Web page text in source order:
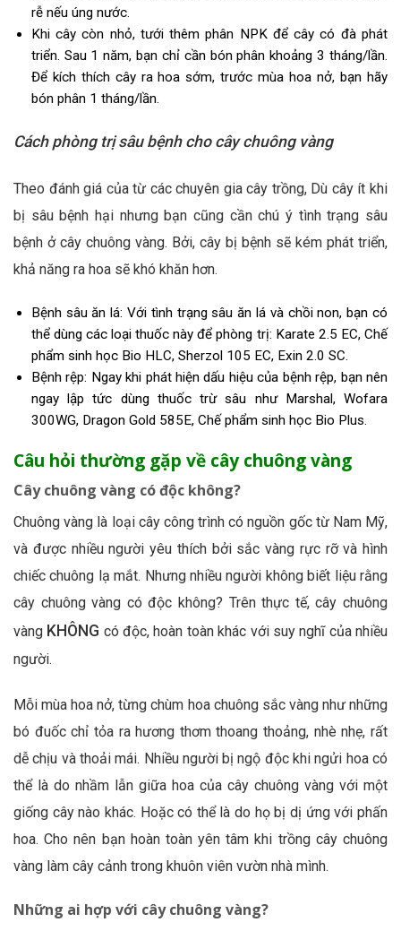
rễ nếu úng nước.
Khi cây còn nhỏ, tưới thêm phân NPK để cây có đà phát
triển. Sau 1 năm, bạn chỉ cần bón phân khoảng 3 tháng/lần.
Để kích thích cây ra hoa sớm, trước mùa hoa nở, bạn hãy
bón phân 1 tháng/lần.
Cách phòng trị sâu bệnh cho cây chuông vàng
Theo đánh giá của từ các chuyên gia cây trồng, Dù cây ít khi
bị sâu bệnh hại nhưng bạn cũng cần chú ý tình trạng sâu
bệnh ở cây chuông vàng. Bởi, cây bị bệnh sẽ kém phát triển,
khả năng ra hoa sẽ khó khăn hơn.
Bệnh sâu ăn lá: Với tình trạng sâu ăn lá và chồi non, bạn có
thể dùng các loại thuốc này để phòng trị: Karate 2.5 EC, Chế
phẩm sinh học Bio HLC, Sherzol 105 EC, Exin 2.0 SC.
Bệnh rệp: Ngay khi phát hiện dấu hiệu của bệnh rệp, bạn nên
ngay lập tức dùng thuốc trừ sâu như Marshal, Wofara
300WG, Dragon Gold 585E, Chế phẩm sinh học Bio Plus.
Câu hỏi thường gặp về cây chuông vàng
Cây chuông vàng có độc không?
Chuông vàng là loại cây công trình có nguồn gốc từ Nam Mỹ,
và được nhiều người yêu thích bởi sắc vàng rực rỡ và hình
chiếc chuông lạ mắt. Nhưng nhiều người không biết liệu rằng
cây chuông vàng có độc không? Trên thực tế, cây chuông
vàng KHÔNG có độc, hoàn toàn khác với suy nghĩ của nhiều
người.
Mỗi mùa hoa nở, từng chùm hoa chuông sắc vàng như những
bó đuốc chỉ tỏa ra hương thơm thoang thoảng, nhè nhẹ, rất
dễ chịu và thoải mái. Nhiều người bị ngộ độc khi ngửi hoa có
thể là do nhầm lẫn giữa hoa của cây chuông vàng với một
giống cây nào khác. Hoặc có thể là do họ bị dị ứng với phấn
hoa. Cho nên bạn hoàn toàn yên tâm khi trồng cây chuông
vàng làm cây cảnh trong khuôn viên vườn nhà mình.
Những ai hợp với cây chuông vàng?